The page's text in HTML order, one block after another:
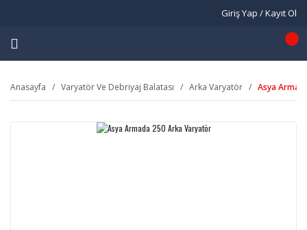
Giriş Yap / Kayıt Ol
Anasayfa Varyatör Ve Debriyaj Balatası Arka Varyatör Asya